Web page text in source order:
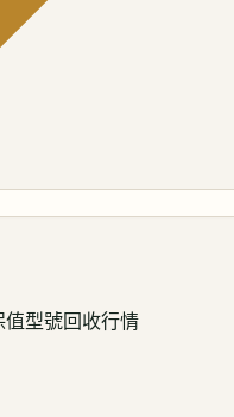
型號回收行情